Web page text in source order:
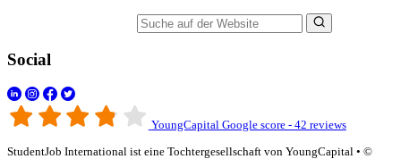
Social
YoungCapital Google score - 42 reviews
StudentJob International ist eine Tochtergesellschaft von YoungCapital • ©